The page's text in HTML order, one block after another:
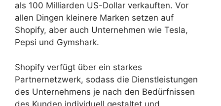
als 100 Milliarden US-Dollar verkauften. Vor
allen Dingen kleinere Marken setzen auf
Shopify, aber auch Unternehmen wie Tesla,
Pepsi und Gymshark.
Shopify verfügt über ein starkes
Partnernetzwerk, sodass die Dienstleistungen
des Unternehmens je nach den Bedürfnissen
des Kunden individuell gestaltet und